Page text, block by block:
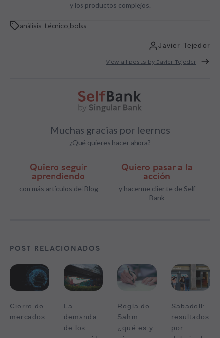
y los productos complejos.
análisis técnico bolsa
Javier Tejedor
View all posts by Javier Tejedor
Muchas gracias por leernos
¿Qué quieres hacer ahora?
Quiero seguir
aprendiendo
con más artículos del Blog
Quiero pasar a la
acción
y hacerme cliente de Self
Bank
POST RELACIONADOS
Cierre de
mercados
La
demanda
de los
Regla de
Sahm:
¿qué es y
Sabadell:
resultados
por